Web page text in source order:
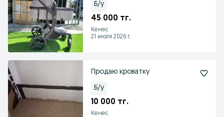
Б/у
45 000 тг.
Кенес
21 июля 2026 г.
Продаю кроватку
Б/у
10 000 тг.
Кенес